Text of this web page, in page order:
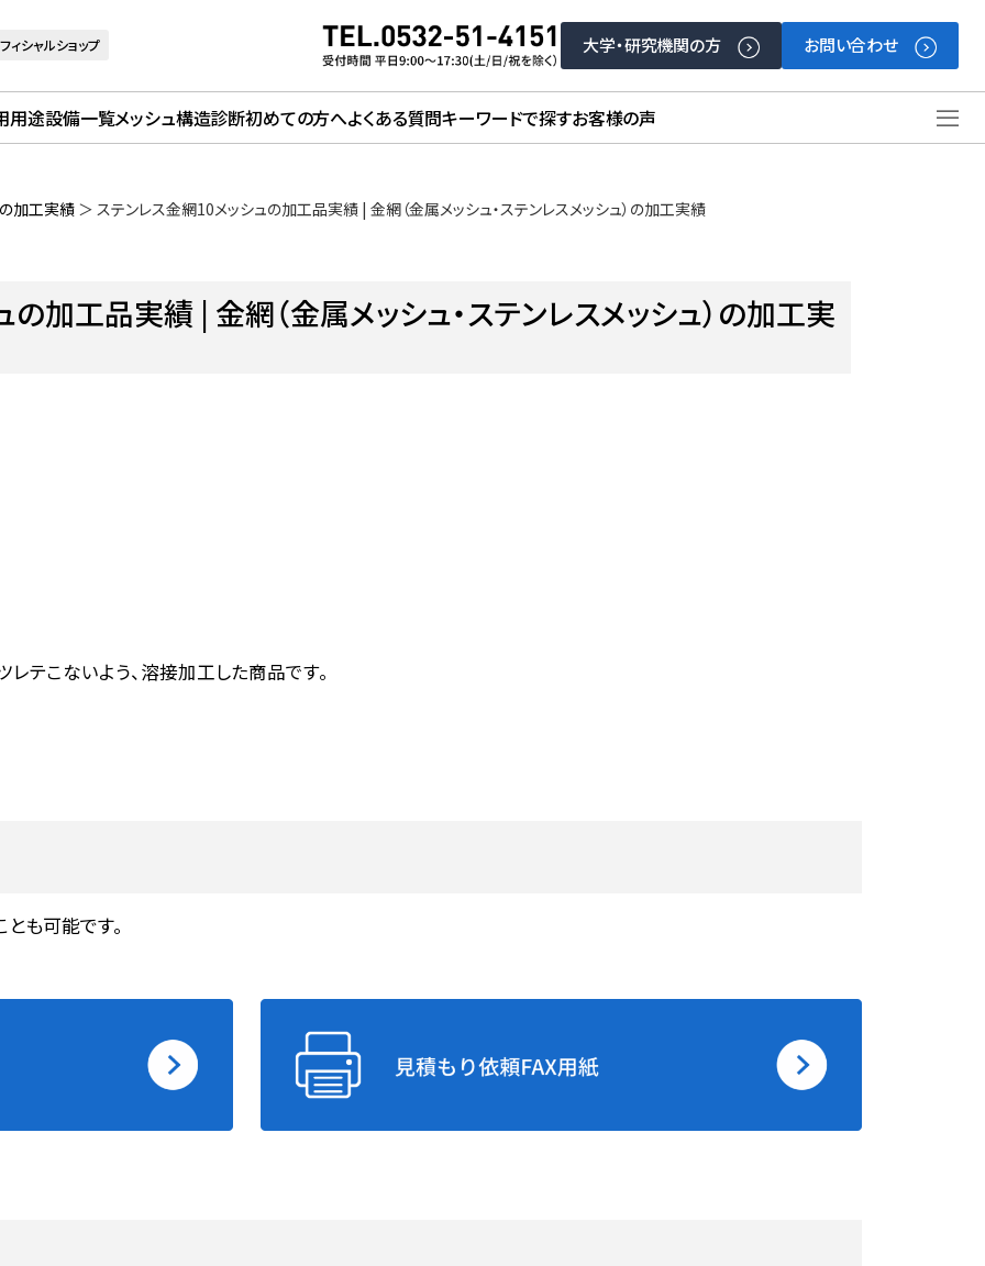
ィシャルショップ 大学・研究機関の方 お問い合わせ
用途設備一覧メッシュ構造診断初めての方へよくある質問キーワードで探すお客様の声
の加工実績 ＞ ステンレス金網10メッシュの加工品実績 | 金網（金属メッシュ・ステンレスメッシュ）の加工実績
加工品実績 | 金網（金属メッシュ・ステンレスメッシュ）の加工実
テこないよう、溶接加工した商品です。
も可能です。